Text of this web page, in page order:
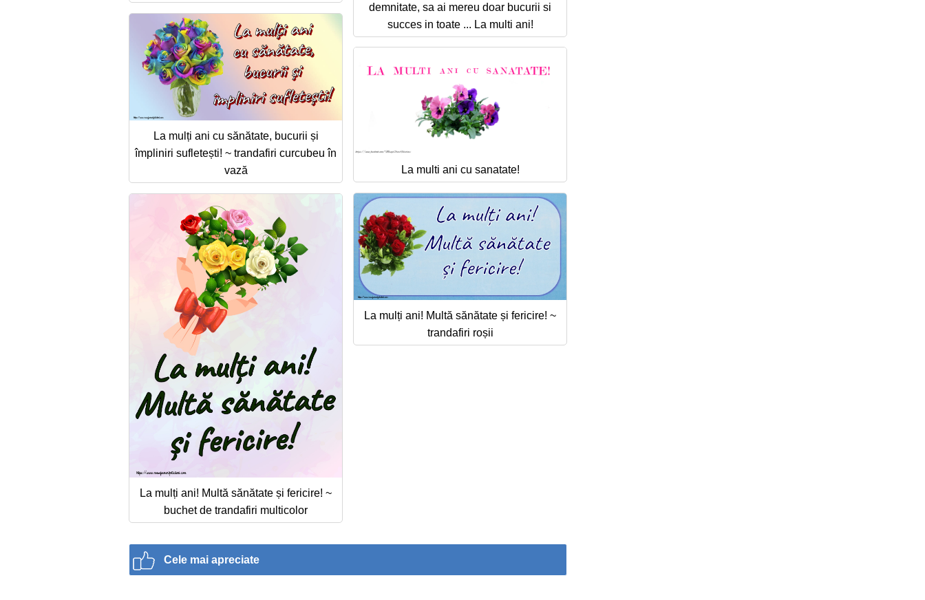
demnitate, sa ai mereu doar bucurii si
succes in toate ... La multi ani!
La mulți ani cu sănătate, bucurii și
împliniri sufletești! ~ trandafiri curcubeu în
vază
La multi ani cu sanatate!
La mulți ani! Multă sănătate și fericire! ~
trandafiri roșii
La mulți ani! Multă sănătate și fericire! ~
buchet de trandafiri multicolor
Cele mai apreciate